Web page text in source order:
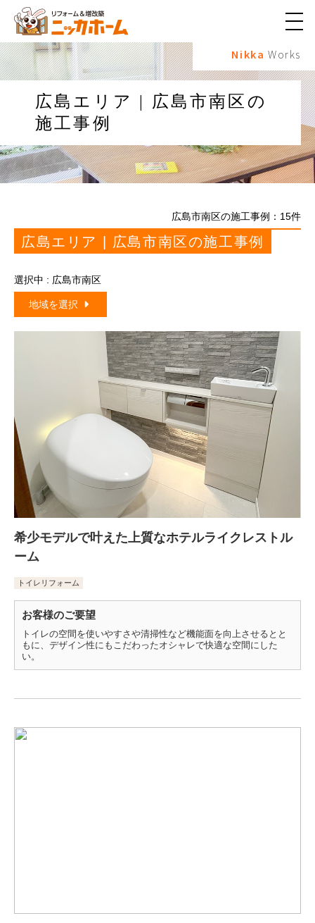
メ
ュ
ボ
タ
ン
Nikka Works
広島エリア | 広島市南区の
施工事例
広島市南区の施工事例： 15件
広島エリア | 広島市南区の施工事例
選択中 : 広島市南区
地域を選択
希少モデルで叶えた上質なホテルライクレストル
ーム
トイレリフォーム
お客様のご要望
トイレの空間を使いやすさや清掃性など機能面を向上させるとと
もに、デザイン性にもこだわったオシャレで快適な空間にした
い。